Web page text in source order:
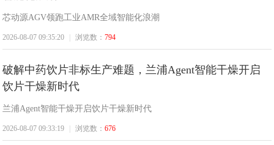
报
芯动源AGV领跑工业AMR全域智能化浪潮
2026-08-07 09:35:20 浏览数：794
破解中药饮片非标生产难题，兰浦Agent智能干燥开启
饮片干燥新时代
兰浦Agent智能干燥开启饮片干燥新时代
2026-08-07 09:33:19 浏览数：676